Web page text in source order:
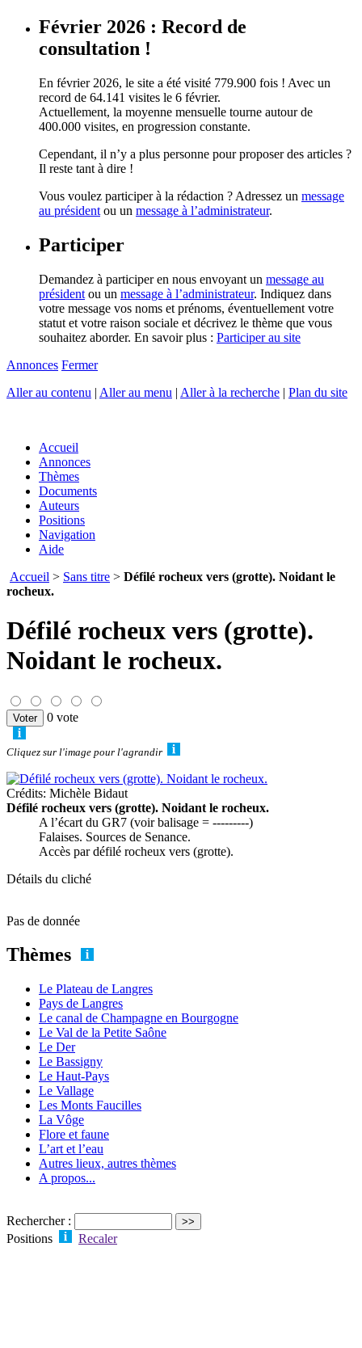
Février 2026 : Record de
consultation !
En février 2026, le site a été visité 779.900 fois ! Avec un
record de 64.141 visites le 6 février.
Actuellement, la moyenne mensuelle tourne autour de
400.000 visites, en progression constante.
Cependant, il n’y a plus personne pour proposer des articles ?
Il reste tant à dire !
Vous voulez participer à la rédaction ? Adressez un message
au président ou un message à l’administrateur.
Participer
Demandez à participer en nous envoyant un message au
président ou un message à l’administrateur. Indiquez dans
votre message vos noms et prénoms, éventuellement votre
statut et votre raison sociale et décrivez le thème que vous
souhaitez aborder. En savoir plus : Participer au site
Annonces Fermer
Aller au contenu | Aller au menu | Aller à la recherche | Plan du site
Accueil
Annonces
Thèmes
Documents
Auteurs
Positions
Navigation
Aide
Accueil > Sans titre > Défilé rocheux vers (grotte). Noidant le
rocheux.
Défilé rocheux vers (grotte).
Noidant le rocheux.
0 vote
Cliquez sur l'image pour l'agrandir
Crédits: Michèle Bidaut
Défilé rocheux vers (grotte). Noidant le rocheux.
A l’écart du GR7 (voir balisage = ---------)
Falaises. Sources de Senance.
Accès par défilé rocheux vers (grotte).
Détails du cliché
Pas de donnée
Thèmes
Le Plateau de Langres
Pays de Langres
Le canal de Champagne en Bourgogne
Le Val de la Petite Saône
Le Der
Le Bassigny
Le Haut-Pays
Le Vallage
Les Monts Faucilles
La Vôge
Flore et faune
L’art et l’eau
Autres lieux, autres thèmes
A propos...
Rechercher :
Positions
Recaler